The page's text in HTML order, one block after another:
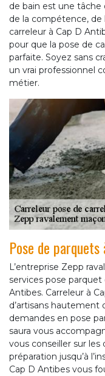
de bain est une
de la compétence, de
carreleur à Cap D
pour que la pose de
parfaite. Soyez sans
un vrai professionnel
métier.
Pose de
L’entreprise Zepp
services pose
Antibes. Carreleur à
d’artisans hautement
demandes en pose
saura vous
vous conseiller sur les
préparation jusqu’à
Cap D Antibes vous